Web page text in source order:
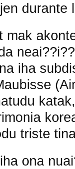
durante
mak
iha
triste
ona